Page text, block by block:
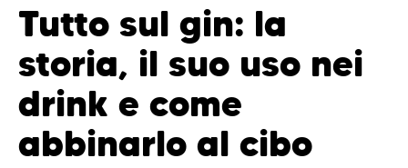
Tutto sul gin: la
storia, il suo uso nei
drink e come
abbinarlo al cibo